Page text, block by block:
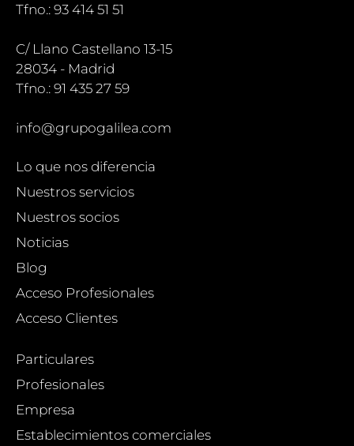
Tfno.: 93 414 51 51
C/ Llano Castellano 13-15
28034 - Madrid
Tfno.: 91 435 27 59
info@grupogalilea.com
Lo que nos diferencia
Nuestros servicios
Nuestros socios
Noticias
Blog
Acceso Profesionales
Acceso Clientes
Particulares
Profesionales
Empresa
Establecimientos comerciales